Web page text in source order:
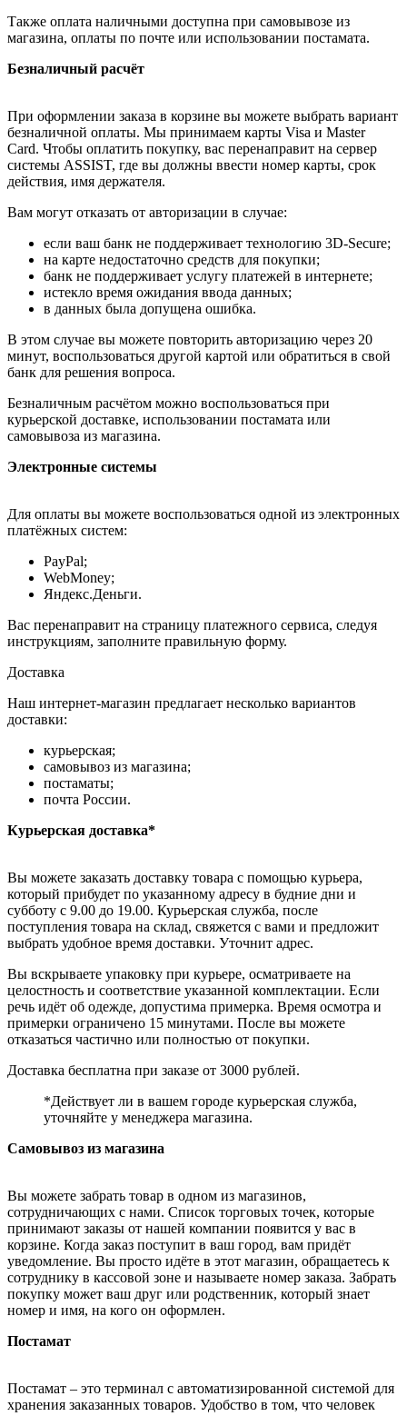
Также оплата наличными доступна при самовывозе из
магазина, оплаты по почте или использовании постамата.
Безналичный расчёт
При оформлении заказа в корзине вы можете выбрать вариант
безналичной оплаты. Мы принимаем карты Visa и Master
Card. Чтобы оплатить покупку, вас перенаправит на сервер
системы ASSIST, где вы должны ввести номер карты, срок
действия, имя держателя.
Вам могут отказать от авторизации в случае:
если ваш банк не поддерживает технологию 3D-Secure;
на карте недостаточно средств для покупки;
банк не поддерживает услугу платежей в интернете;
истекло время ожидания ввода данных;
в данных была допущена ошибка.
В этом случае вы можете повторить авторизацию через 20
минут, воспользоваться другой картой или обратиться в свой
банк для решения вопроса.
Безналичным расчётом можно воспользоваться при
курьерской доставке, использовании постамата или
самовывоза из магазина.
Электронные системы
Для оплаты вы можете воспользоваться одной из электронных
платёжных систем:
PayPal;
WebMoney;
Яндекс.Деньги.
Вас перенаправит на страницу платежного сервиса, следуя
инструкциям, заполните правильную форму.
Доставка
Наш интернет-магазин предлагает несколько вариантов
доставки:
курьерская;
самовывоз из магазина;
постаматы;
почта России.
Курьерская доставка*
Вы можете заказать доставку товара с помощью курьера,
который прибудет по указанному адресу в будние дни и
субботу с 9.00 до 19.00. Курьерская служба, после
поступления товара на склад, свяжется с вами и предложит
выбрать удобное время доставки. Уточнит адрес.
Вы вскрываете упаковку при курьере, осматриваете на
целостность и соответствие указанной комплектации. Если
речь идёт об одежде, допустима примерка. Время осмотра и
примерки ограничено 15 минутами. После вы можете
отказаться частично или полностью от покупки.
Доставка бесплатна при заказе от 3000 рублей.
*Действует ли в вашем городе курьерская служба,
уточняйте у менеджера магазина.
Самовывоз из магазина
Вы можете забрать товар в одном из магазинов,
сотрудничающих с нами. Список торговых точек, которые
принимают заказы от нашей компании появится у вас в
корзине. Когда заказ поступит в ваш город, вам придёт
уведомление. Вы просто идёте в этот магазин, обращаетесь к
сотруднику в кассовой зоне и называете номер заказа. Забрать
покупку может ваш друг или родственник, который знает
номер и имя, на кого он оформлен.
Постамат
Постамат – это терминал с автоматизированной системой для
хранения заказанных товаров. Удобство в том, что человек